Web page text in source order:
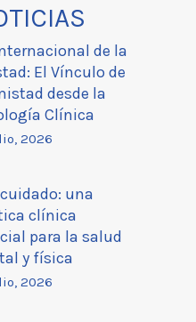
de la
El Vínculo de
desde la
Clínica
2026
una
clínica
para la salud
y física
2026